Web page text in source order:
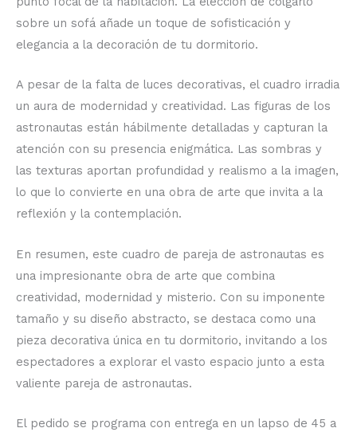
sobre un sofá añade un toque de sofisticación y
elegancia a la decoración de tu dormitorio.
A pesar de la falta de luces decorativas, el cuadro irradia
un aura de modernidad y creatividad. Las figuras de los
astronautas están hábilmente detalladas y capturan la
atención con su presencia enigmática. Las sombras y
las texturas aportan profundidad y realismo a la imagen,
lo que lo convierte en una obra de arte que invita a la
reflexión y la contemplación.
En resumen, este cuadro de pareja de astronautas es
una impresionante obra de arte que combina
creatividad, modernidad y misterio. Con su imponente
tamaño y su diseño abstracto, se destaca como una
pieza decorativa única en tu dormitorio, invitando a los
espectadores a explorar el vasto espacio junto a esta
valiente pareja de astronautas.
El pedido se programa con entrega en un lapso de 45 a